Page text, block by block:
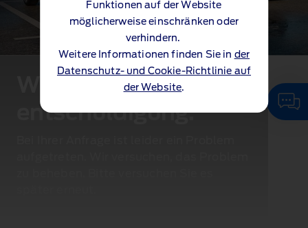
Funktionen auf der Website
möglicherweise einschränken oder
verhindern.
Weitere Informationen finden Sie in der
Datenschutz- und Cookie-Richtlinie auf
der Website.
Wir bitten um
entschuldigung.